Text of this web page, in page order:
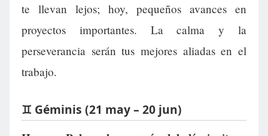
te llevan lejos; hoy, pequeños avances en
proyectos importantes. La calma y la
perseverancia serán tus mejores aliadas en el
trabajo.
♊ Géminis (21 may – 20 jun)